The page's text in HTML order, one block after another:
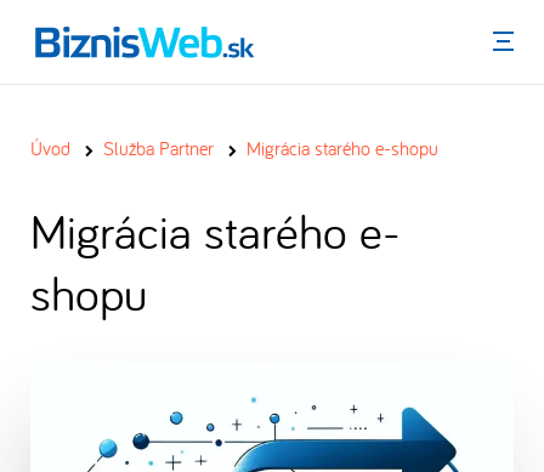
Menu
Úvod Služba Partner Migrácia starého e-shopu
Migrácia starého e-
shopu